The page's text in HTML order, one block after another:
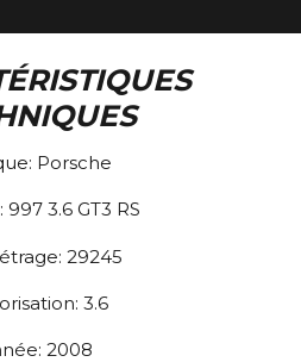
Porsche
997 3.6 GT3 RS
29245
3.6
2008